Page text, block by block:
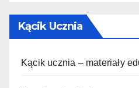
Kącik Ucznia
Kącik ucznia – materiały